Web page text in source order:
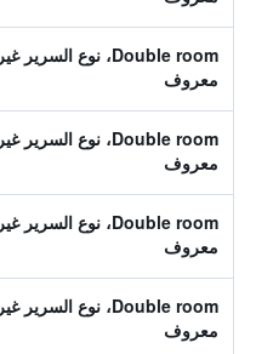
Double room، نوع السرير غير
معروف
Double room، نوع السرير غير
معروف
Double room، نوع السرير غير
معروف
Double room، نوع السرير غير
معروف